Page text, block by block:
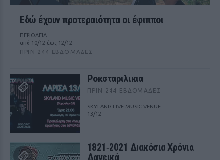
Εδώ έχουν προτεραιότητα οι έφιπποι
ΠΕΡΙΟΔΕΙΑ
από 10/12 έως 12/12
ΠΡΙΝ 244 ΕΒΔΟΜΆΔΕΣ
Ροκσταριλικια
ΠΡΙΝ 244 ΕΒΔΟΜΆΔΕΣ
SKYLAND LIVE MUSIC VENUE
13/12
1821‑2021 Διακόσια Χρόνια
Δανεικά